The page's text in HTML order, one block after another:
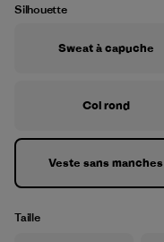
Silhouette
Sweat à capuche
Col rond
Veste sans manches
Taille